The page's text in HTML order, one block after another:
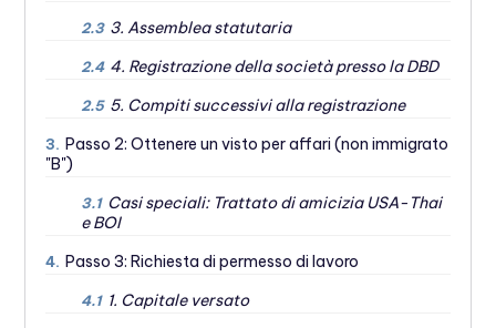
2.3 3. Assemblea statutaria
2.4 4. Registrazione della società presso la DBD
2.5 5. Compiti successivi alla registrazione
3. Passo 2: Ottenere un visto per affari (non immigrato
"B")
3.1 Casi speciali: Trattato di amicizia USA-Thai
e BOI
4. Passo 3: Richiesta di permesso di lavoro
4.1 1. Capitale versato